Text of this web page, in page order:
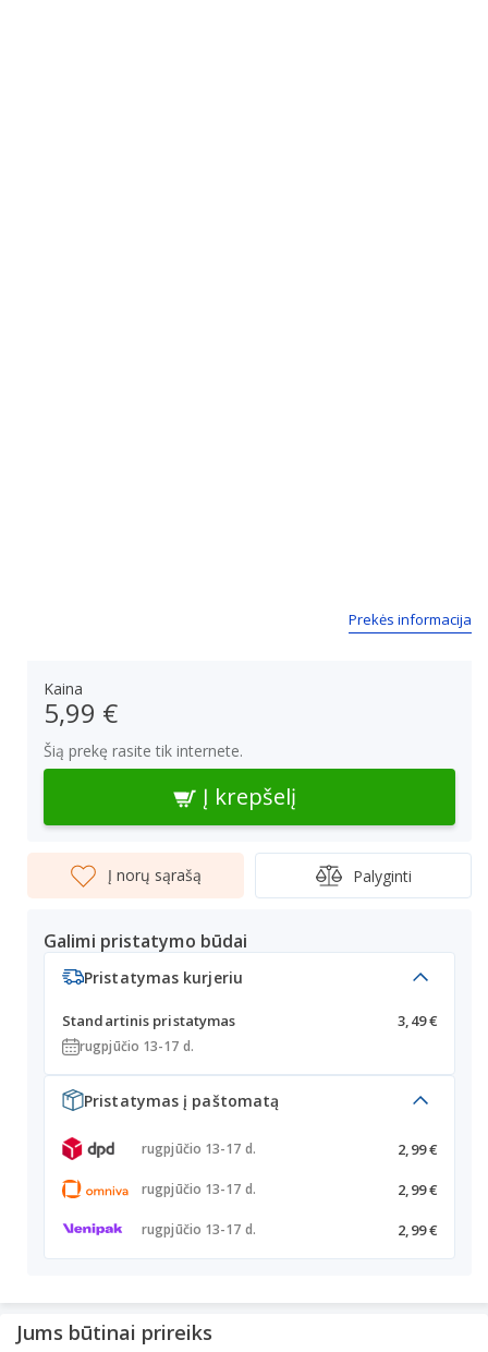
Prekės informacija
Kaina
5,99 €
Šią prekę rasite tik internete.
Į krepšelį
Į norų sąrašą Palyginti
Galimi pristatymo būdai
Pristatymas kurjeriu
Standartinis pristatymas 3,49 €
rugpjūčio 13-17 d.
Pristatymas į paštomatą
rugpjūčio 13-17 d. 2,99 €
rugpjūčio 13-17 d. 2,99 €
rugpjūčio 13-17 d. 2,99 €
Jums būtinai prireiks